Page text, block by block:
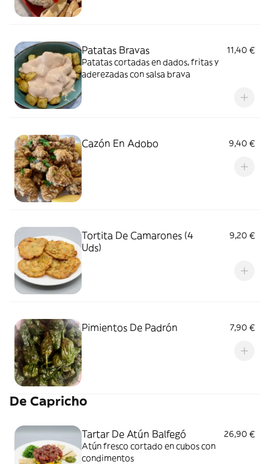
Patatas Bravas
11,40 €
Patatas cortadas en dados, fritas y
aderezadas con salsa brava
Cazón En Adobo 9,40 €
Tortita De Camarones (4
Uds)
9,20 €
Pimientos De Padrón 7,90 €
De Capricho
Tartar De Atún Balfegó
26,90 €
Atún fresco cortado en cubos con
condimentos